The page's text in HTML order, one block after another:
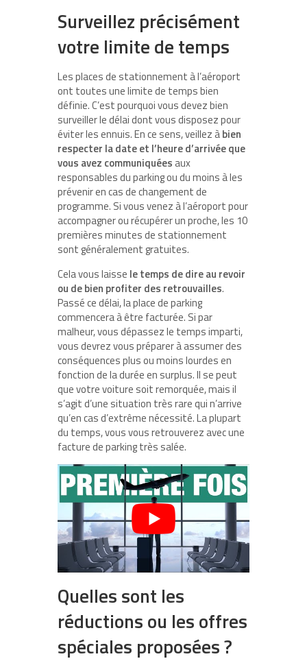
Surveillez précisément
votre limite de temps
Les places de stationnement à l’aéroport
ont toutes une limite de temps bien
définie. C’est pourquoi vous devez bien
surveiller le délai dont vous disposez pour
éviter les ennuis. En ce sens, veillez àbien
respecter la date et l’heure d’arrivée que
vous avez communiquées aux
responsables du parking ou du moins à les
prévenir en cas de changement de
programme. Si vous venez à l’aéroport pour
accompagner ou récupérer un proche, les 10
premières minutes de stationnement
sont généralement gratuites.
Cela vous laisse le temps de dire au revoir
ou de bien profiter des retrouvailles.
Passé ce délai, la place de parking
commencera à être facturée. Si par
malheur, vous dépassez le temps imparti,
vous devrez vous préparer à assumer des
conséquences plus ou moins lourdes en
fonction de la durée en surplus. Il se peut
que votre voiture soit remorquée, mais il
s’agit d’une situation très rare qui n’arrive
qu’en cas d’extrême nécessité. La plupart
du temps, vous vous retrouverez avec une
facture de parking très salée.
Quelles sont les
réductions ou les offres
spéciales proposées ?